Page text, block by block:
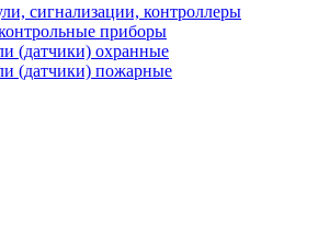
сигнализации, контроллеры
приборы
(датчики) охранные
(датчики) пожарные